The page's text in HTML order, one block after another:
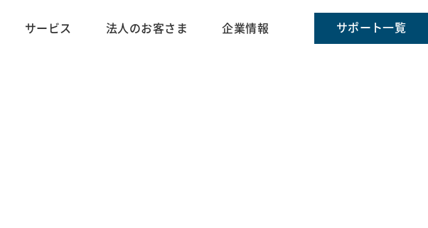
サービス 法人のお客さま 企業情報 サポート一覧